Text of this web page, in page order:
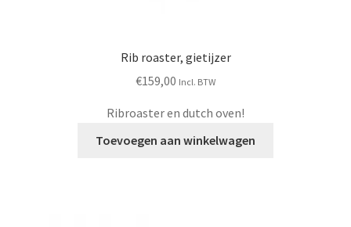
Rib roaster, gietijzer
€159,00 Incl. BTW
Ribroaster en dutch oven!
Toevoegen aan winkelwagen